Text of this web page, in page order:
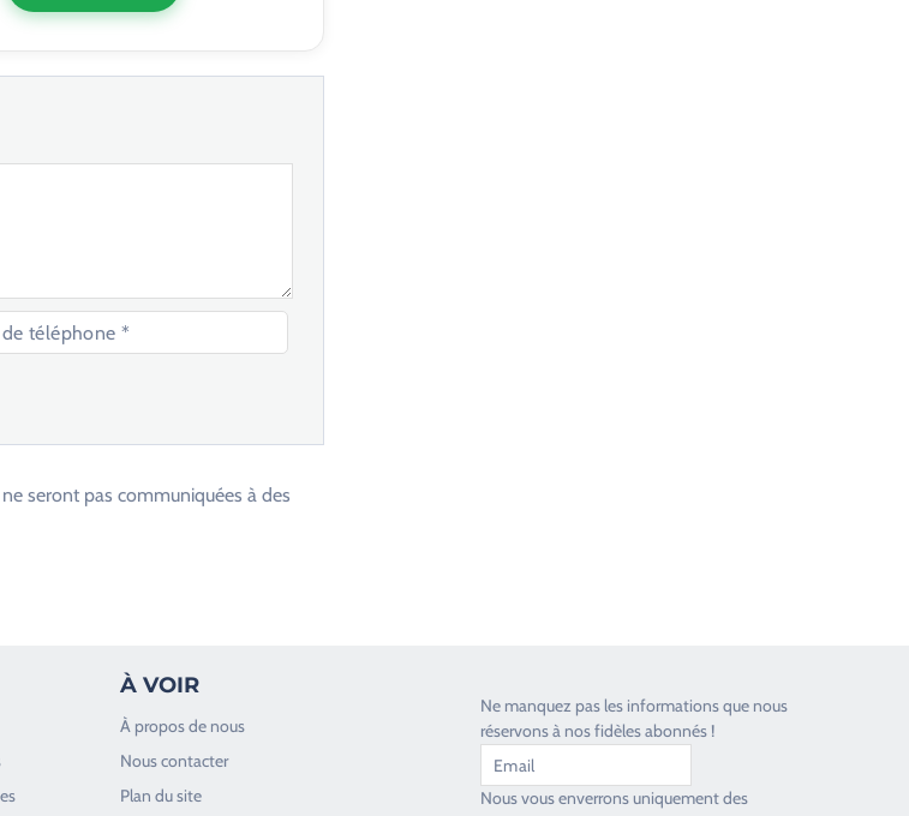
seront pas communiquées à des
À VOIR
À propos de nous
Nous contacter
Plan du site
Ne manquez pas les informations que nous
réservons à nos fidèles abonnés !
Nous vous enverrons uniquement des